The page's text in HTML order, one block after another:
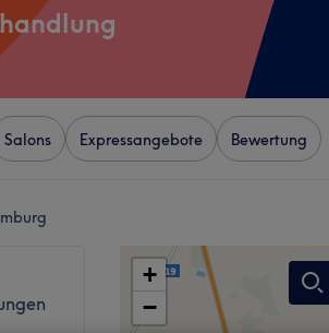
Salons Expressangebote Bewertung
+
−